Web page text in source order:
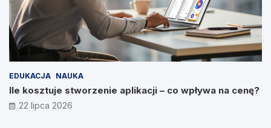
EDUKACJA NAUKA
Ile kosztuje stworzenie aplikacji – co wpływa na cenę?
22 lipca 2026